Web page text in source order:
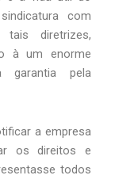
com
diretrizes,
à um enorme
garantia pela
a empresa
os direitos e
todos